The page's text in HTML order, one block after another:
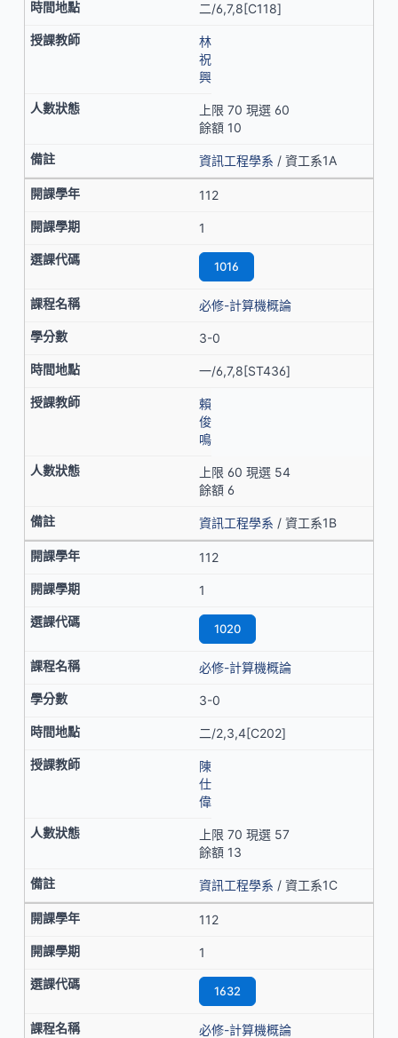
二/6,7,8[C118]
林
祝
興
上限 70 現選 60
餘額 10
資訊工程學系 / 資工系1A
112
1
1016
必修-計算機概論
3-0
一/6,7,8[ST436]
賴
俊
鳴
上限 60 現選 54
餘額 6
資訊工程學系 / 資工系1B
112
1
1020
必修-計算機概論
3-0
二/2,3,4[C202]
陳
仕
偉
上限 70 現選 57
餘額 13
資訊工程學系 / 資工系1C
112
1
1632
必修-計算機概論